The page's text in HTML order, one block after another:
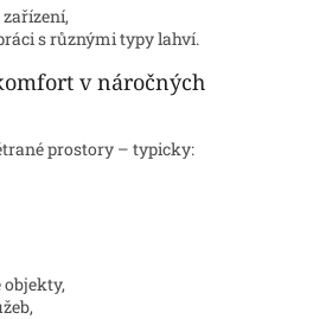
s různými typy lahví.
v náročných
prostory – typicky: